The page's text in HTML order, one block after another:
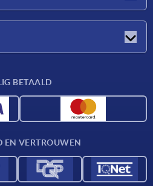
BETAALD
EN VERTROUWEN